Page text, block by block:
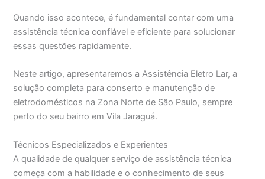
Quando isso acontece, é fundamental contar com uma
assistência técnica confiável e eficiente para solucionar
essas questões rapidamente.
Neste artigo, apresentaremos a Assistência Eletro Lar, a
solução completa para conserto e manutenção de
eletrodomésticos na Zona Norte de São Paulo, sempre
perto do seu bairro em Vila Jaraguá.
Técnicos Especializados e Experientes
A qualidade de qualquer serviço de assistência técnica
começa com a habilidade e o conhecimento de seus